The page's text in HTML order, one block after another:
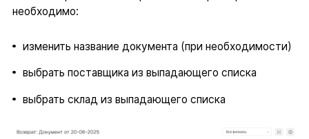
необходимо:
изменить название документа (при необходимости)
выбрать поставщика из выпадающего списка
выбрать склад из выпадающего списка